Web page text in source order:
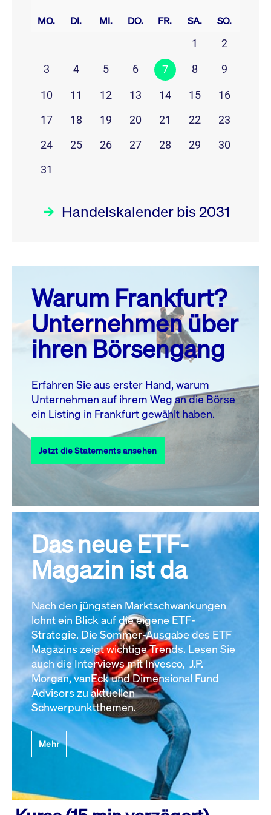
MO. DI. MI. DO. FR. SA. SO.
1
2
3
4 5 6 7 8 9
10 11 12 13 14 15
16
17
18 19 20 21 22
23
24
25 26 27 28 29
30
31
Handelskalender bis 2031
August 26
MO. DI. MI. DO. FR. SA. SO.
1
2
3
4 5 6 7 8
10 11 13 14
17
18 19 20 21 22
23
27 28
31
Alle Events
Warum Frankfurt?
Unternehmen über
ihren Börsengang
Erfahren Sie aus erster Hand, warum
Unternehmen auf ihrem Weg an die Börse
ein Listing in Frankfurt gewählt haben.
Jetzt die Statements ansehen
Das neue ETF-
Magazin ist da
Nach den jüngsten Marktschwankungen
lohnt ein Blick auf die eigene ETF-
Strategie. Die Sommer-Ausgabe des ETF
Magazins zeigt wichtige Trends. Lesen Sie
auch die Interviews mit Invesco, J.P.
Morgan, vanEck und Dimensional Fund
Advisors zu aktuellen
Schwerpunktthemen.
Mehr